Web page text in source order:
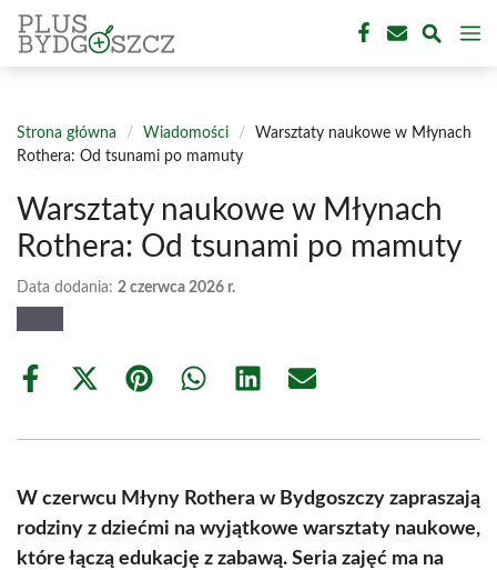
Przejdź
do
treści
Strona główna / Wiadomości /
Warsztaty naukowe w Młynach
Rothera: Od tsunami po mamuty
Warsztaty naukowe w Młynach
Rothera: Od tsunami po mamuty
Data dodania: 2 czerwca 2026 r.
Share
Share
(Twitter)
Share Share Share Share
W czerwcu Młyny Rothera w Bydgoszczy zapraszają
rodziny z dziećmi na wyjątkowe warsztaty naukowe,
które łączą edukację z zabawą. Seria zajęć ma na